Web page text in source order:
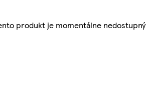
produkt je momentálne nedostupný